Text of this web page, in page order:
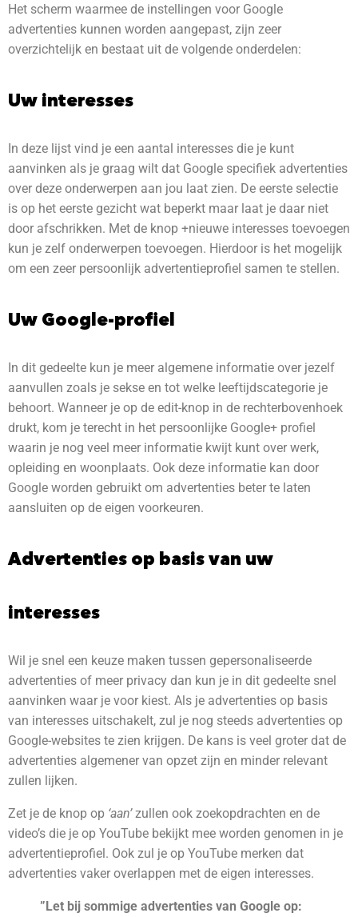
Het scherm waarmee de instellingen voor Google
advertenties kunnen worden aangepast, zijn zeer
overzichtelijk en bestaat uit de volgende onderdelen:
Uw interesses
In deze lijst vind je een aantal interesses die je kunt
aanvinken als je graag wilt dat Google specifiek advertenties
over deze onderwerpen aan jou laat zien. De eerste selectie
is op het eerste gezicht wat beperkt maar laat je daar niet
door afschrikken. Met de knop +nieuwe interesses toevoegen
kun je zelf onderwerpen toevoegen. Hierdoor is het mogelijk
om een zeer persoonlijk advertentieprofiel samen te stellen.
Uw Google-profiel
In dit gedeelte kun je meer algemene informatie over jezelf
aanvullen zoals je sekse en tot welke leeftijdscategorie je
behoort. Wanneer je op de edit-knop in de rechterbovenhoek
drukt, kom je terecht in het persoonlijke Google+ profiel
waarin je nog veel meer informatie kwijt kunt over werk,
opleiding en woonplaats. Ook deze informatie kan door
Google worden gebruikt om advertenties beter te laten
aansluiten op de eigen voorkeuren.
Advertenties op basis van uw
interesses
Wil je snel een keuze maken tussen gepersonaliseerde
advertenties of meer privacy dan kun je in dit gedeelte snel
aanvinken waar je voor kiest. Als je advertenties op basis
van interesses uitschakelt, zul je nog steeds advertenties op
Google-websites te zien krijgen. De kans is veel groter dat de
advertenties algemener van opzet zijn en minder relevant
zullen lijken.
Zet je de knop op ‘aan’zullen ook zoekopdrachten en de
video’s die je op YouTube bekijkt mee worden genomen in je
advertentieprofiel. Ook zul je op YouTube merken dat
advertenties vaker overlappen met de eigen interesses.
”Let bij sommige advertenties van Google op: